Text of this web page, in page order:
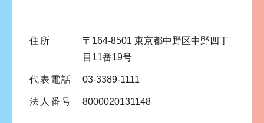
ま
住所
〒164-8501 東京都中野区中野四丁
目11番19号
代表電話 03-3389-1111
法人番号 8000020131148